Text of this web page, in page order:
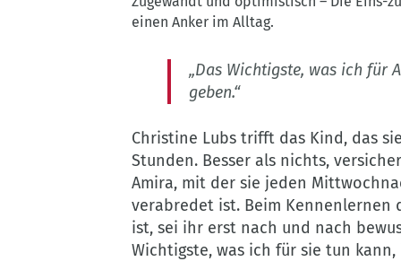
und
Eins-
Betreuung
bietet
Kindern
und
Jugendlichen
einen Anker im Alltag.
„Das Wichtigste, was ich für
geben.“
Christine Lubs trifft das Kind, das
Stunden. Besser als nichts,
Amira, mit der sie jeden
verabredet ist. Beim Kennenlernen
ist, sei ihr erst nach und nach
Wichtigste, was ich für sie tun